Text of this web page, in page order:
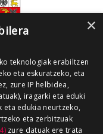
×
teknologiak erabiltzen
eta eskuratzeko, eta
zure IP helbidea,
iragarki eta eduki
eta edukia neurtzeko,
eta zerbitzuak
zure datuak ere trata